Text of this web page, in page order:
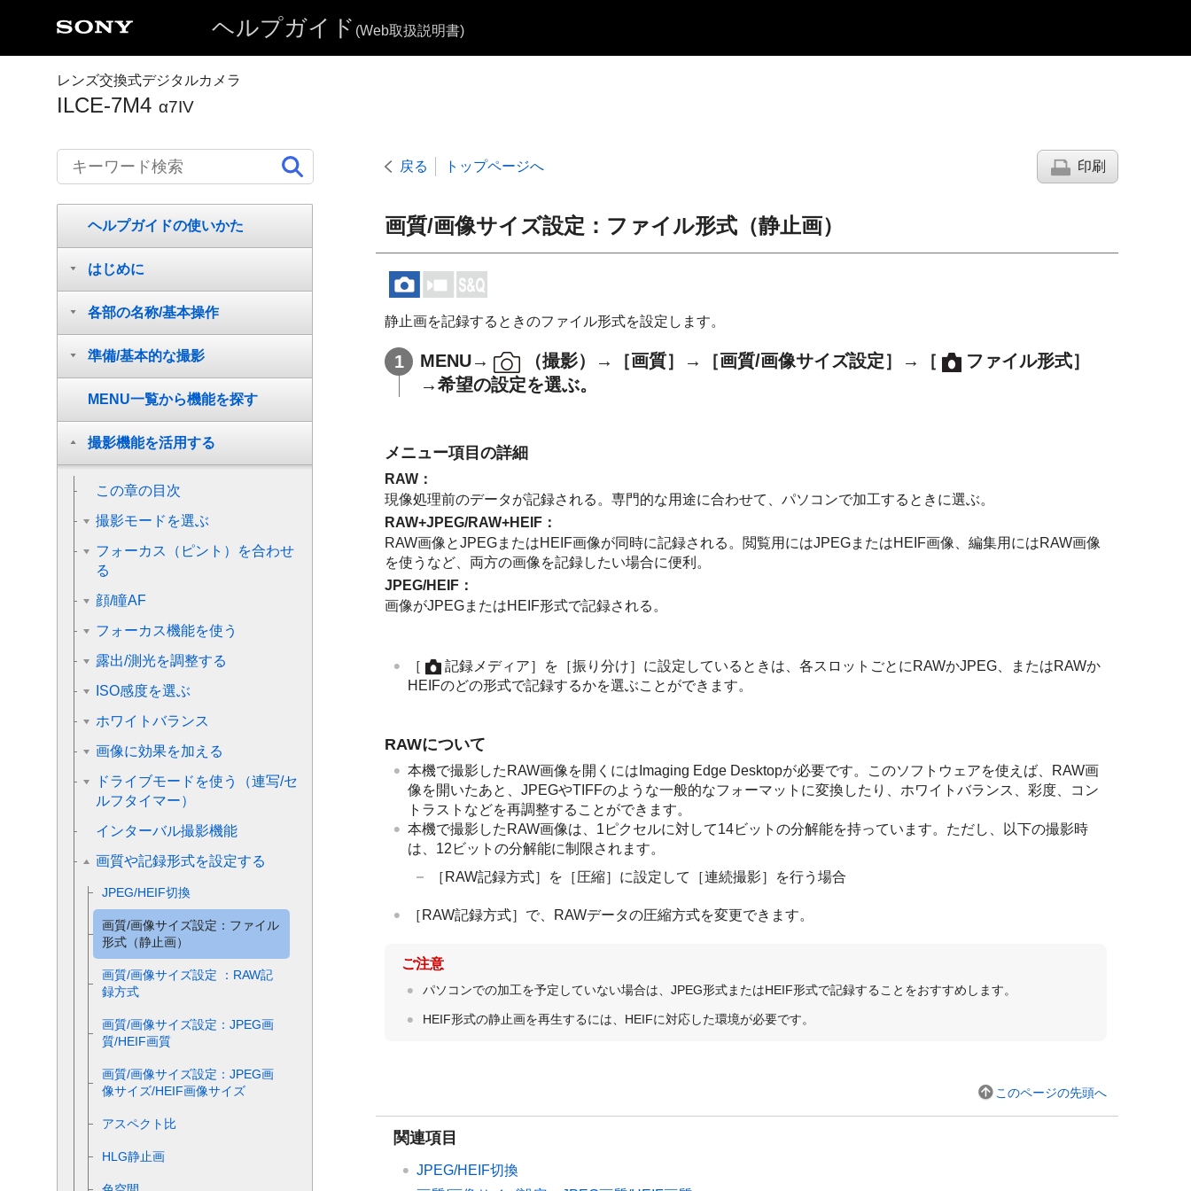
ヘルプガイド (Web取扱説明書)
レンズ交換式デジタルカメラ
ILCE-7M4 α7IV
戻る トップページへ 印刷
画質/画像サイズ設定 ： ファイル形式 （静止画）
静止画を記録するときのファイル形式を設定します。
MENU→ （撮影）→ ［画質］ → ［画質/画像サイズ設定］ → ［
ファイル形式］
→希望の設定を選ぶ。
メニュー項目の詳細
RAW ：
現像処理前のデータが記録される。専門的な用途に合わせて、パソコンで加工するときに選ぶ。
RAW+JPEG/RAW+HEIF ：
RAW画像とJPEGまたはHEIF画像が同時に記録される。閲覧用にはJPEGまたはHEIF画像、編集用にはRAW画像
を使うなど、両方の画像を記録したい場合に便利。
JPEG/HEIF ：
画像がJPEGまたはHEIF形式で記録される。
［ 記録メディア］ を ［振り分け］ に設定しているときは、各スロットごとにRAWかJPEG、またはRAWか
HEIFのどの形式で記録するかを選ぶことができます。
RAWについて
本機で撮影したRAW画像を開くにはImaging Edge Desktopが必要です。このソフトウェアを使えば、RAW画
像を開いたあと、JPEGやTIFFのような一般的なフォーマットに変換したり、ホワイトバランス、彩度、コン
トラストなどを再調整することができます。
本機で撮影したRAW画像は、1ピクセルに対して14ビットの分解能を持っています。ただし、以下の撮影時
は、12ビットの分解能に制限されます。
［RAW記録方式］
を ［圧縮］ に設定して ［連続撮影］ を行う場合
［RAW記録方式］ で、RAWデータの圧縮方式を変更できます。
ご注意
パソコンでの加工を予定していない場合は、JPEG形式またはHEIF形式で記録することをおすすめします。
HEIF形式の静止画を再生するには、HEIFに対応した環境が必要です。
このページの先頭へ
関連項目
JPEG/HEIF切換
ヘルプガイドの使いかた
はじめに
各部の名称/基本操作
準備/基本的な撮影
MENU一覧から機能を探す
撮影機能を活用する
この章の目次
撮影モードを選ぶ
フォーカス（ピント）を合わせ
る
顔/瞳AF
フォーカス機能を使う
露出/測光を調整する
ISO感度を選ぶ
ホワイトバランス
画像に効果を加える
ドライブモードを使う（連写/セ
ルフタイマー）
インターバル撮影機能
画質や記録形式を設定する
JPEG/HEIF切換
画質/画像サイズ設定 ： ファイル
形式 （静止画）
画質/画像サイズ設定 ： RAW記
録方式
画質/画像サイズ設定 ： JPEG画
質/HEIF画質
画質/画像サイズ設定 ： JPEG画
像サイズ/HEIF画像サイズ
アスペクト比
HLG静止画